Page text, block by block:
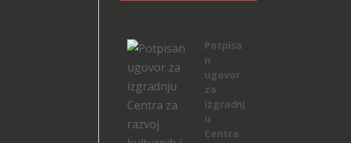
Potpisa
n
ugovor
za
izgradnj
u
Centra